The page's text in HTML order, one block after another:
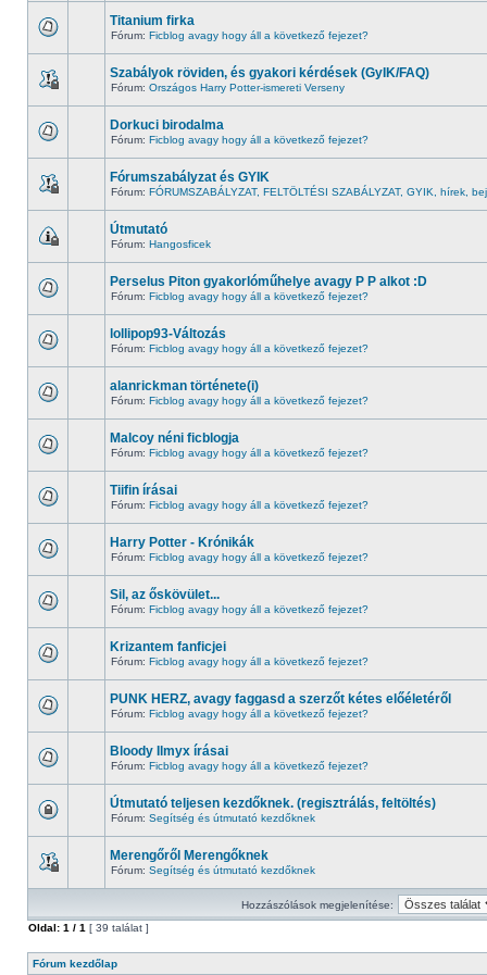
Titanium firka
Fórum: Ficblog avagy hogy áll a következő fejezet?
Szabályok röviden, és gyakori kérdések (GyIK/FAQ)
Fórum: Országos Harry Potter-ismereti Verseny
Dorkuci birodalma
Fórum: Ficblog avagy hogy áll a következő fejezet?
Fórumszabályzat és GYIK
Fórum: FÓRUMSZABÁLYZAT, FELTÖLTÉSI SZABÁLYZAT, GYIK, hírek,
Útmutató
Fórum: Hangosficek
Perselus Piton gyakorlóműhelye avagy P P alkot :D
Fórum: Ficblog avagy hogy áll a következő fejezet?
lollipop93-Változás
Fórum: Ficblog avagy hogy áll a következő fejezet?
alanrickman története(i)
Fórum: Ficblog avagy hogy áll a következő fejezet?
Malcoy néni ficblogja
Fórum: Ficblog avagy hogy áll a következő fejezet?
Tiifin írásai
Fórum: Ficblog avagy hogy áll a következő fejezet?
Harry Potter - Krónikák
Fórum: Ficblog avagy hogy áll a következő fejezet?
Sil, az őskövület...
Fórum: Ficblog avagy hogy áll a következő fejezet?
Krizantem fanficjei
Fórum: Ficblog avagy hogy áll a következő fejezet?
PUNK HERZ, avagy faggasd a szerzőt kétes előéletéről
Fórum: Ficblog avagy hogy áll a következő fejezet?
Bloody Ilmyx írásai
Fórum: Ficblog avagy hogy áll a következő fejezet?
Útmutató teljesen kezdőknek. (regisztrálás, feltöltés)
Fórum: Segítség és útmutató kezdőknek
Merengőről Merengőknek
Fórum: Segítség és útmutató kezdőknek
Hozzászólások megjelenítése:
Oldal: 1 / 1 [ 39 találat ]
Fórum kezdőlap